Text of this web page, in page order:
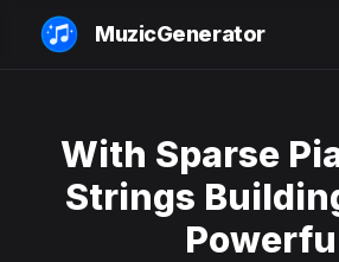
MuzicGenerator
With Sparse
Strings